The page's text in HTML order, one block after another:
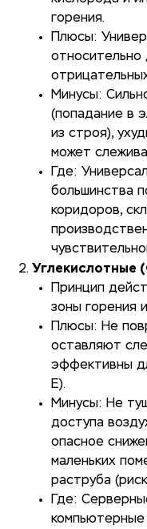
горения.
Плюсы:
Минусы:
(попадание в
из строя),
может
Где:
большинства
коридоров,
Углекислотные
Принцип
зоны горения
Плюсы: Не
оставляют
эффективны
Е).
Минусы: Не
доступа
опасное
маленьких
раструба
Где:
компьютерные